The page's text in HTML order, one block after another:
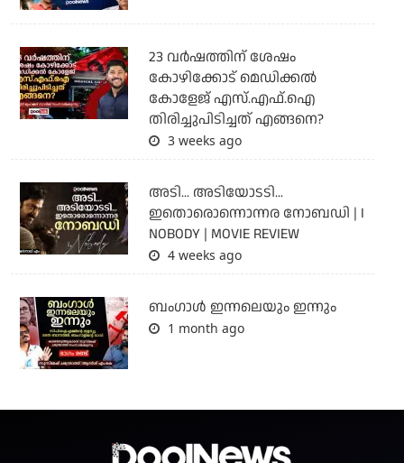
23 വർഷത്തിന് ശേഷം
കോഴിക്കോട് മെഡിക്കൽ
കോളേജ് എസ്.എഫ്.ഐ
തിരിച്ചുപിടിച്ചത് എങ്ങനെ?
3 weeks ago
അടി... അടിയോടടി...
ഇതൊരൊന്നൊന്നര നോബഡി | I
NOBODY | MOVIE REVIEW
4 weeks ago
ബംഗാള്‍ ഇന്നലെയും ഇന്നും
1 month ago